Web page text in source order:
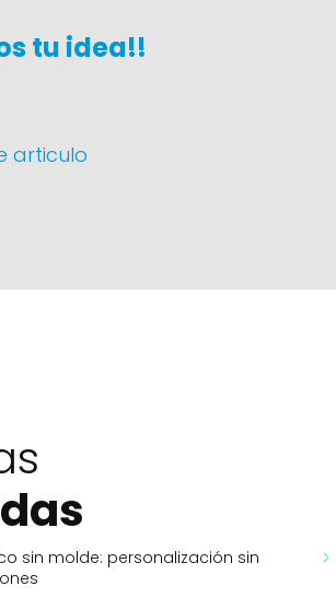
tu idea!!
articulo
sin molde: personalización sin